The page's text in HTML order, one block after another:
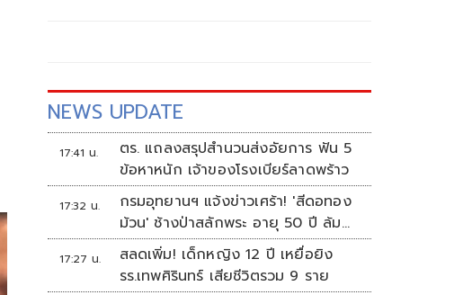
NEWS UPDATE
17:41 น.
ตร. แถลงสรุปสำนวนส่งอัยการ ฟัน 5
ข้อหาหนัก เจ้าของโรงเบียร์ลาดพร้าว
17:32 น.
กรมอุทยานฯ แจ้งข่าวเศร้า! 'สีดอทอง
ม้วน' ช้างป่าสลักพระ อายุ 50 ปี ล้ม
แล้ว
17:27 น.
สลดเพิ่ม! เด็กหญิง 12 ปี เหยื่อยิง
รร.เทพศิรินทร์ เสียชีวิตรวม 9 ราย